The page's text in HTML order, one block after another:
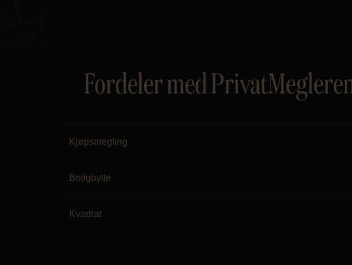
Fordeler med
Kjøpsmegling
Boligbytte
Kvadrat